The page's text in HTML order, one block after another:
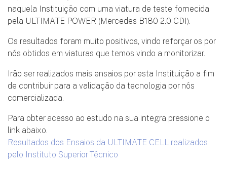
naquela Instituição com uma viatura de teste fornecida
pela ULTIMATE POWER (Mercedes B180 2.0 CDI).
Os resultados foram muito positivos, vindo reforçar os por
nós obtidos em viaturas que temos vindo a monitorizar.
Irão ser realizados mais ensaios por esta Instituição a fim
de contribuir para a validação da tecnologia por nós
comercializada.
Para obter acesso ao estudo na sua integra pressione o
link abaixo.
Resultados dos Ensaios da ULTIMATE CELL realizados
pelo Instituto Superior Técnico